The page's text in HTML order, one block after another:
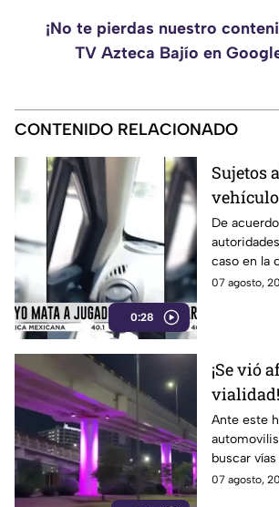
¡No te pierdas nuestro
TV Azteca Bajío en
CONTENIDO RELACIONADO
0:28
Sujetos
objetos
ciclistas
en León
De
caso en la
07 agosto,
¡Se vió
motivo
Pablo II
Ante este
buscar
07 agosto,